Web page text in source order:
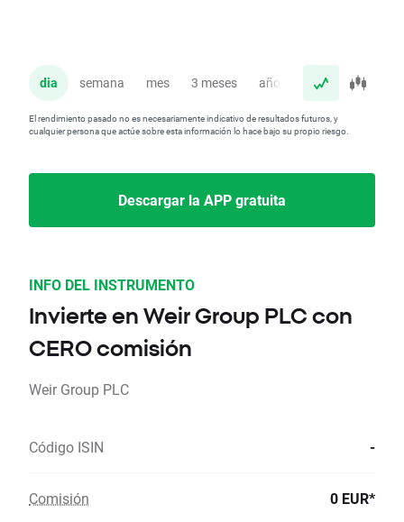
dia semana mes 3 meses año
El rendimiento pasado no es necesariamente indicativo de resultados futuros, y
cualquier persona que actúe sobre esta información lo hace bajo su propio riesgo.
Descargar la APP gratuita
INFO DEL INSTRUMENTO
Invierte en Weir Group PLC con
CERO comisión
Weir Group PLC
Código ISIN -
Comisión 0 EUR*